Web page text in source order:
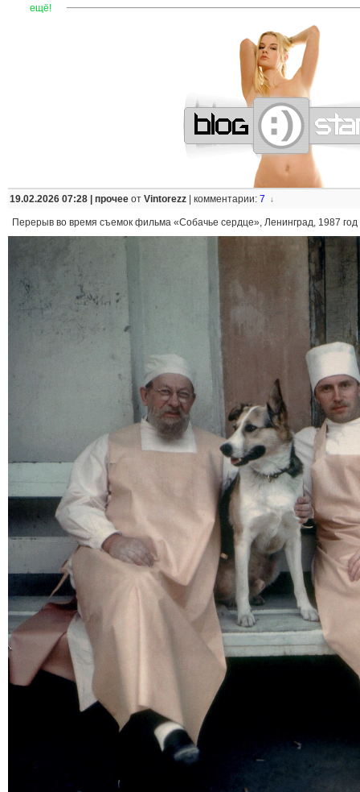
ещё! ——————————————————————
19.02.2026 07:28 | прочее от Vintorezz комментарии: 7 ↓
Перерыв во время съемок фильма «Собачье сердце», Ленинград, 1987 год